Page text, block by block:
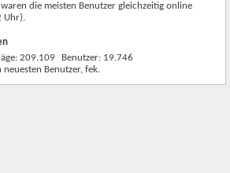
die meisten Benutzer gleichzeitig online
Uhr).
209.109 Benutzer 19.746
Benutzer, fek